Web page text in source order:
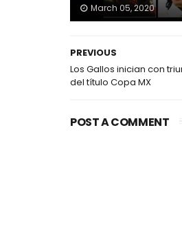
March 05, 2020
PREVIOUS
Los Gallos inician con
del título Copa MX
POST A COMMENT